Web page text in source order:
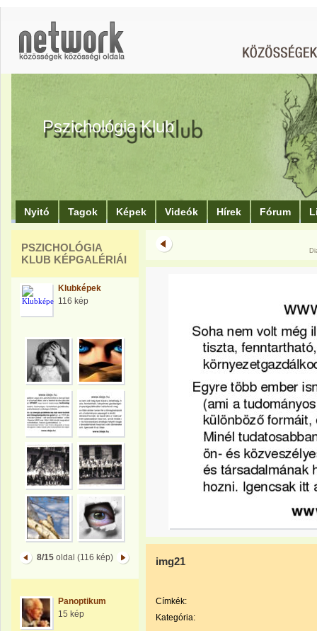
Pszichológia Klub
Nyitó Tagok Képek Videók Hírek Fórum
PSZICHOLÓGIA
KLUB KÉPGALÉRIÁI
Klubképek
116 kép
8/15 oldal (116 kép)
Panoptikum
15 kép
img21
Címkék:
Kategória: